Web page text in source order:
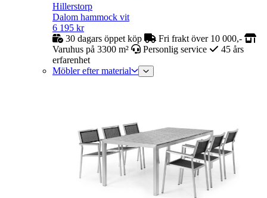
Hillerstorp
Dalom hammock vit
6 195 kr
30 dagars öppet köp
Fri frakt över 10 000,-
Varuhus på 3300 m²
Personlig service
45 års
erfarenhet
Möbler efter material